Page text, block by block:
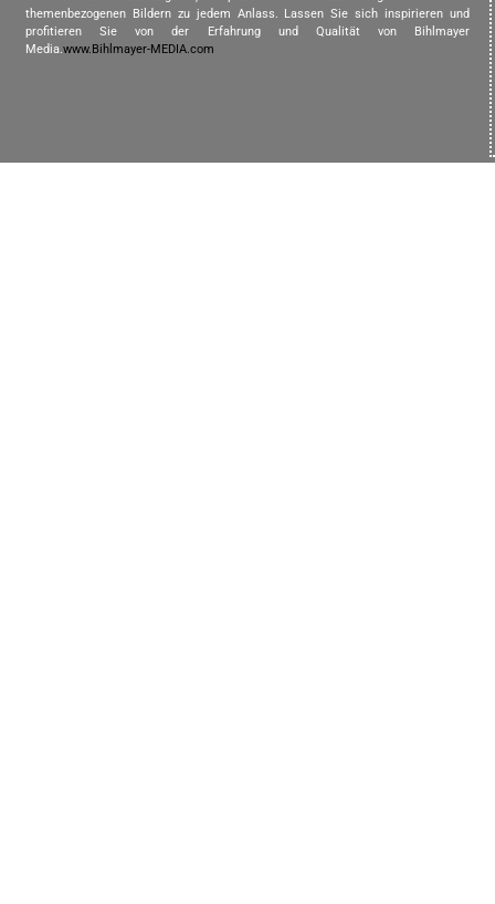
themenbezogenen Bildern zu jedem Anlass. Lassen Sie sich inspirieren und
profitieren Sie von der Erfahrung und Qualität von Bihlmayer
Media.www.Bihlmayer-MEDIA.com